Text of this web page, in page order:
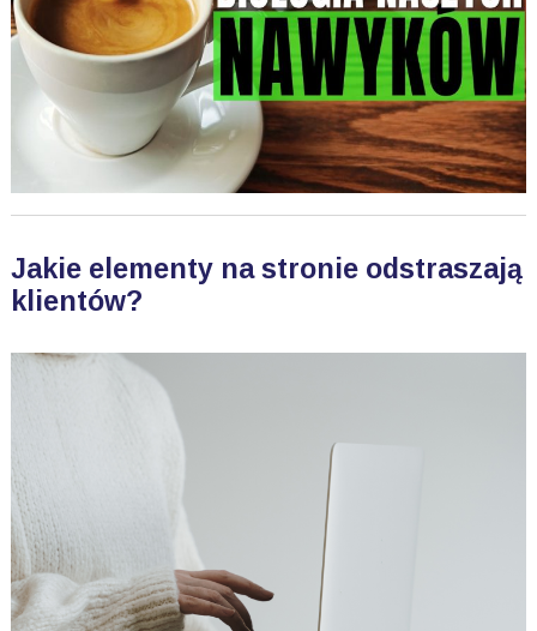
Jakie elementy na stronie odstraszają
klientów?